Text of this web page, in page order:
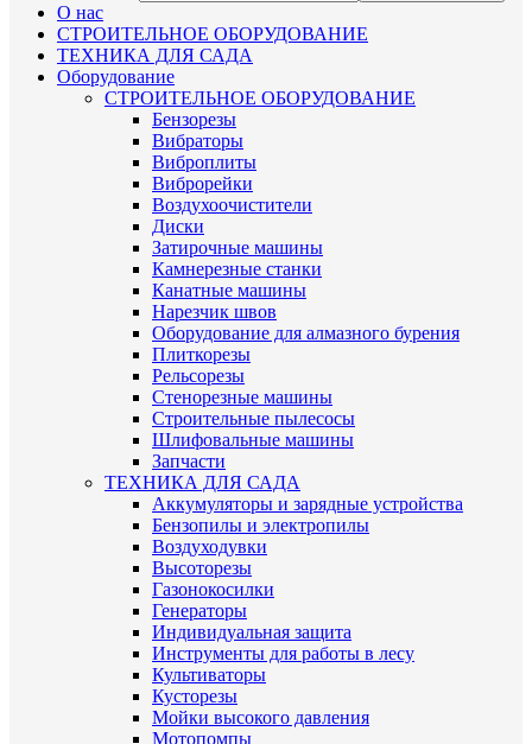
О нас
СТРОИТЕЛЬНОЕ ОБОРУДОВАНИЕ
ТЕХНИКА ДЛЯ САДА
Оборудование
СТРОИТЕЛЬНОЕ ОБОРУДОВАНИЕ
Бензорезы
Вибраторы
Виброплиты
Виброрейки
Воздухоочистители
Диски
Затирочные машины
Камнерезные станки
Канатные машины
Нарезчик швов
Оборудование для алмазного бурения
Плиткорезы
Рельсорезы
Стенорезные машины
Строительные пылесосы
Шлифовальные машины
Запчасти
ТЕХНИКА ДЛЯ САДА
Аккумуляторы и зарядные устройства
Бензопилы и электропилы
Воздуходувки
Высоторезы
Газонокосилки
Генераторы
Индивидуальная защита
Инструменты для работы в лесу
Культиваторы
Кусторезы
Мойки высокого давления
Мотопомпы